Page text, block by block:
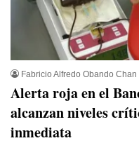
Fabricio Alfredo Obando Chan
Alerta roja en el
alcanzan niveles
inmediata